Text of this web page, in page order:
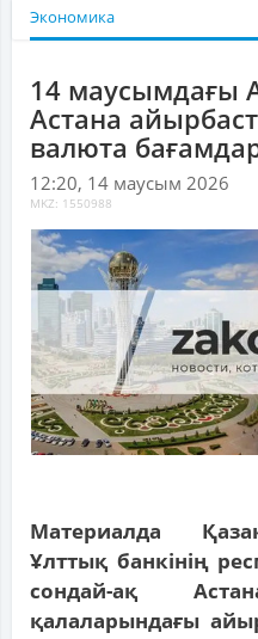
Экономика
14 маусымдағы
Астана
валюта
12:20, 14 маусым 2026
MKZ: 1550988
Материалда
Ұлттық банкінің
сондай-ақ
қалаларындағы